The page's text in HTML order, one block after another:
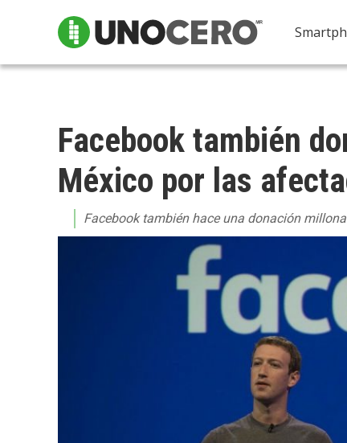
Facebook también
México por las
Facebook también hace una donación